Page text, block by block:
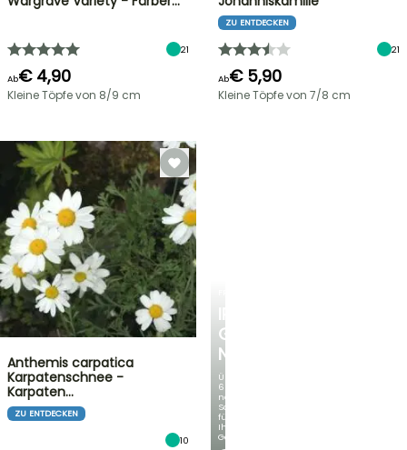
IRIS
GERMANICA
NEUHEITEN
Über
60
neue
Sorten
für
Ihren
Garten!
21
Ab€ 4,90
Kleine Töpfe von 8/9 cm
ZU ENTDECKEN
21
Ab€ 5,90
Kleine Töpfe von 7/8 cm
Anthemis carpatica
Karpatenschnee -
Karpaten…
ZU ENTDECKEN
10